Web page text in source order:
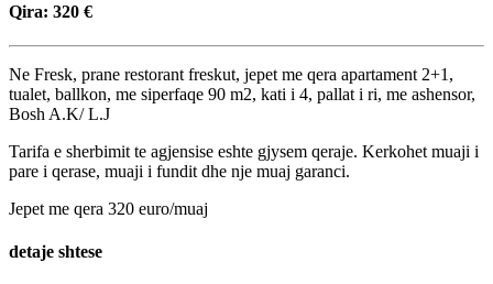
Qira: 320 €
Ne Fresk, prane restorant freskut, jepet me qera apartament 2+1,
tualet, ballkon, me siperfaqe 90 m2, kati i 4, pallat i ri, me ashensor,
Bosh A.K/ L.J
Tarifa e sherbimit te agjensise eshte gjysem qeraje. Kerkohet muaji i
pare i qerase, muaji i fundit dhe nje muaj garanci.
Jepet me qera 320 euro/muaj
detaje shtese